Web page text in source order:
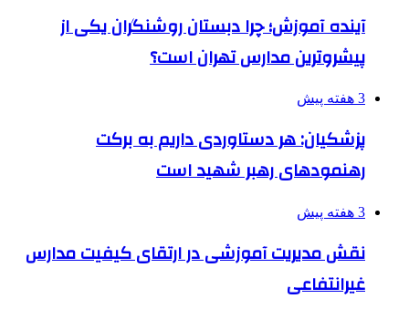
آینده آموزش؛ چرا دبستان روشنگران یکی از
پیشروترین مدارس تهران است؟
3 هفته پیش
پزشکیان: هر دستاوردی داریم به برکت
رهنمودهای رهبر شهید است
3 هفته پیش
نقش مدیریت آموزشی در ارتقای کیفیت مدارس
غیرانتفاعی